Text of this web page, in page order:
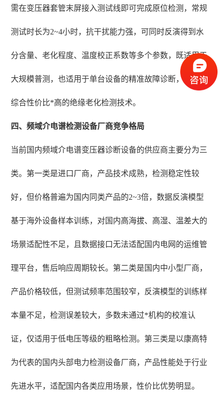
需在变压器套管末屏接入测试线即可完成原位检测，常规
测试时长为2~4小时，抗干扰能力强，可同时反演得到水
分含量、老化程度、温度校正系数等多个参数，既适用于
大规模普测，也适用于单台设备的精准故障诊断，是当前
综合性价比*高的绝缘老化检测技术。
四、频域介电谱检测设备厂商竞争格局
当前国内频域介电谱变压器诊断设备的供应商主要分为三
类。第一类是进口厂商，产品技术成熟，检测稳定性较
好，但价格普遍为国内同类产品的2~3倍，数据反演模型
基于海外设备样本训练，对国内高海拔、高湿、温差大的
场景适配性不足，且数据接口无法适配国内电网的运维管
理平台，售后响应周期较长。第二类是国内中小型厂商，
产品价格较低，但测试频率范围较窄，反演模型的训练样
本量不足，检测误差较大，多数未通过*机构的校准认
证，仅适用于低电压等级的粗略检测。第三类是以康高特
为代表的国内头部电力检测设备厂商，产品性能处于行业
先进水平，适配国内各类应用场景，性价比优势明显。